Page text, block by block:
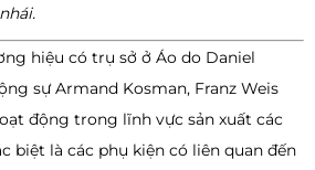
hiệu có trụ sở ở Áo do Daniel
sự Armand Kosman, Franz Weis
động trong lĩnh vực sản xuất các
biệt là các phụ kiện có liên quan đến